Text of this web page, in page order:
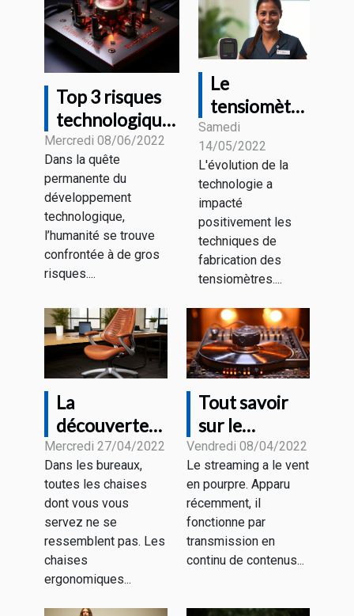
Top 3 risques
technologiques
majeurs
Mercredi 08/06/2022
Dans la quête
permanente du
développement
technologique,
l’humanité se trouve
confrontée à de gros
risques....
Le
tensiomètre
connecté :
De quoi
s’agit-il ?
Samedi
14/05/2022
L'évolution de la
technologie a
impacté
positivement les
techniques de
fabrication des
tensiomètres....
La
découverte
de la chaise
de bureau
ergonomique
Mercredi 27/04/2022
Dans les bureaux,
toutes les chaises
dont vous vous
servez ne se
ressemblent pas. Les
chaises
ergonomiques...
Tout savoir
sur le
streaming
Vendredi 08/04/2022
Le streaming a le vent
en pourpre. Apparu
récemment, il
fonctionne par
transmission en
continu de contenus...